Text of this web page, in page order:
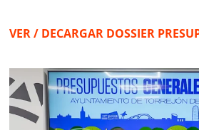
VER / DECARGAR DOSSIER